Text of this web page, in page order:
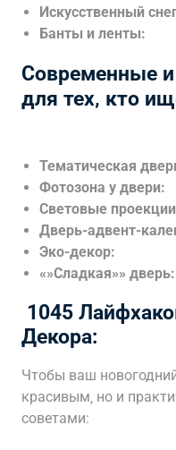
Искусственный
Банты и ленты:
Современные
для тех‚ кто
Тематическая
Фотозона у двери:
Световые
Дверь-адвент-
Эко-декор:
«»Сладкая»» дверь:
1045
Декора:
Чтобы ваш
красивым‚ но и
советами: